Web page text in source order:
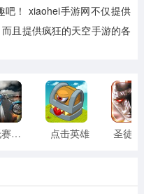
吧！xiaohei手游网不仅提供
且提供疯狂的天空手游的各
摩托赛车之旅 点击英雄